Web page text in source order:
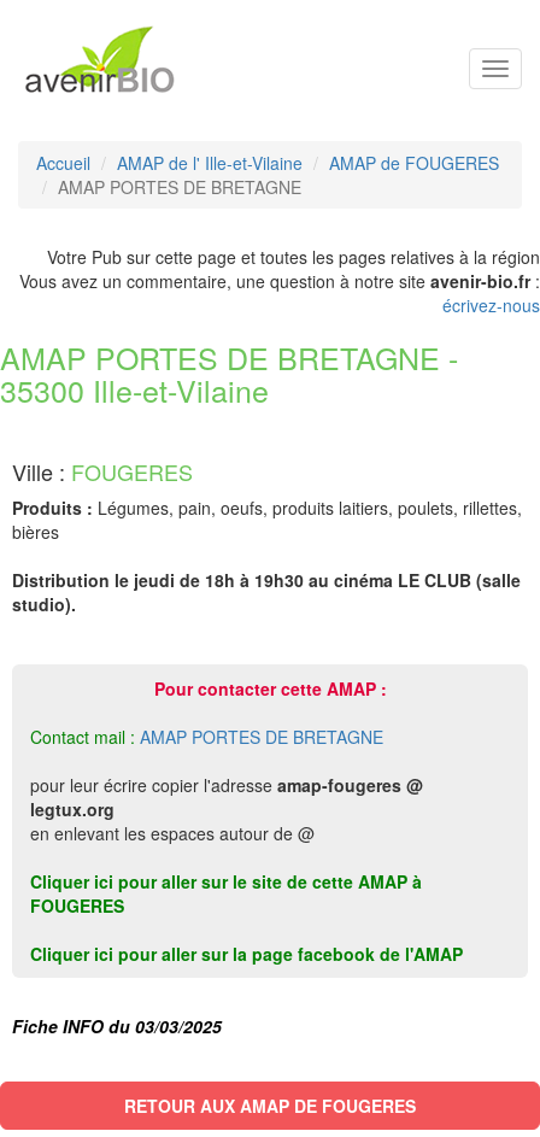
Accueil AMAP de l' Ille-et-Vilaine
AMAP de FOUGERES
AMAP PORTES DE BRETAGNE
Votre Pub sur cette page et toutes les pages relatives à la région
Vous avez un commentaire, une question à notre site avenir-bio.fr:
écrivez-nous
AMAP PORTES DE BRETAGNE -
35300 Ille-et-Vilaine
Ville : FOUGERES
Produits : Légumes, pain, oeufs, produits laitiers, poulets, rillettes,
bières
Distribution le jeudi de 18h à 19h30 au cinéma LE CLUB (salle
studio).
Pour contacter cette AMAP :
Contact mail : AMAP PORTES DE BRETAGNE
pour leur écrire copier l'adresse amap-fougeres @
legtux.org
en enlevant les espaces autour de @
Cliquer ici pour aller sur le site de cette AMAP à
FOUGERES
Cliquer ici pour aller sur la page facebook de l'AMAP
Fiche INFO du 03/03/2025
RETOUR AUX AMAP DE FOUGERES